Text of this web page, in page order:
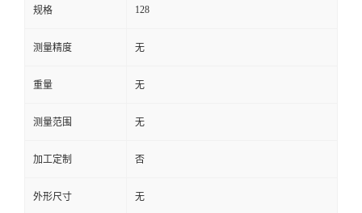
规格 128
测量精度 无
重量 无
测量范围 无
加工定制 否
外形尺寸 无